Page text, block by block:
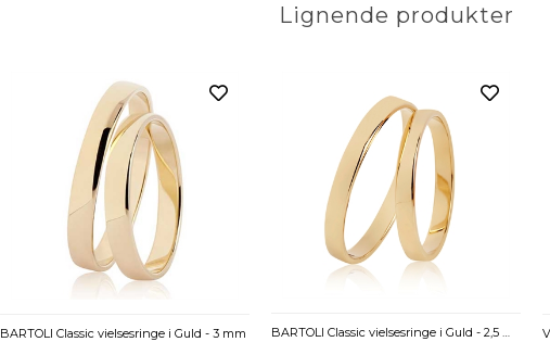
Lignende produkter
BARTOLI Classic vielsesringe i Guld - 3 mm